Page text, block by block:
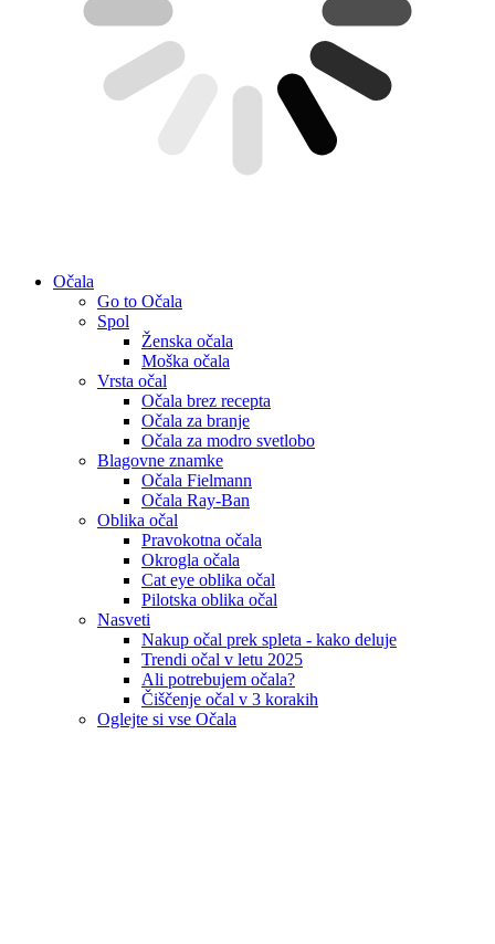
Očala
Go to Očala
Spol
Ženska očala
Moška očala
Vrsta očal
Očala brez recepta
Očala za branje
Očala za modro svetlobo
Blagovne znamke
Očala Fielmann
Očala Ray-Ban
Oblika očal
Pravokotna očala
Okrogla očala
Cat eye oblika očal
Pilotska oblika očal
Nasveti
Nakup očal prek spleta - kako deluje
Trendi očal v letu 2025
Ali potrebujem očala?
Čiščenje očal v 3 korakih
Oglejte si vse Očala